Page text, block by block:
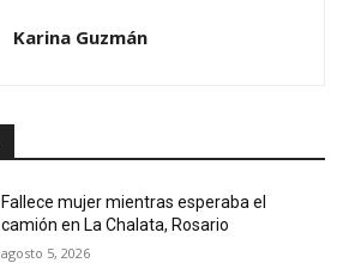
Karina Guzmán
Fallece mujer mientras esperaba el
camión en La Chalata, Rosario
agosto 5, 2026